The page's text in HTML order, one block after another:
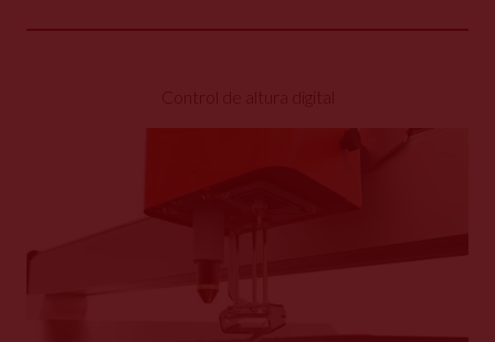
Control de altura digital